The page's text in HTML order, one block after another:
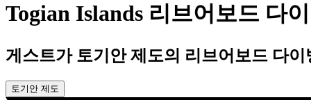
Togian Islands 리브어보드 다
게스트가 토기안 제도의 리브어보드 다
토기안 제도